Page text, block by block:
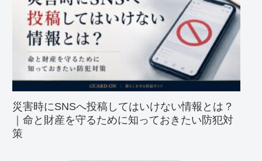
災害時にSNSへ投稿してはいけない情報とは？
｜命と財産を守るために知っておきたい防犯対
策